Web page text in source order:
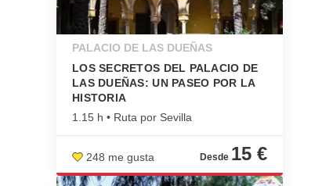
PALACIO DE LAS DUEÑAS
LOS SECRETOS DEL PALACIO DE
LAS DUEÑAS: UN PASEO POR LA
HISTORIA
1.15 h • Ruta por Sevilla
248 me gusta 15 €